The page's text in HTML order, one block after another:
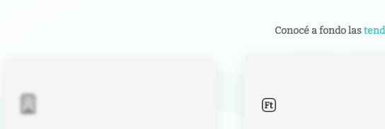
Conocé a fondo las